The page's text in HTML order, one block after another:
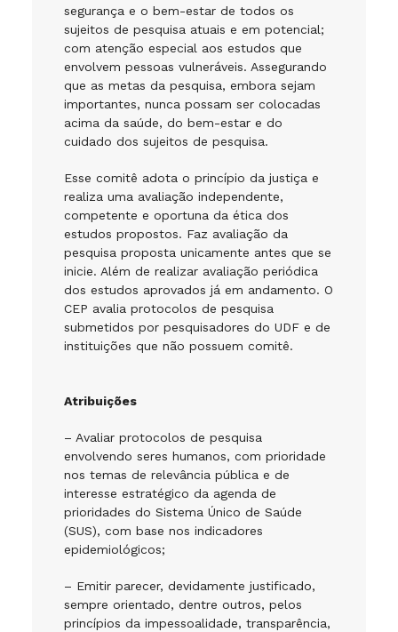
segurança e o bem-estar de todos os
sujeitos de pesquisa atuais e em potencial;
com atenção especial aos estudos que
envolvem pessoas vulneráveis. Assegurando
que as metas da pesquisa, embora sejam
importantes, nunca possam ser colocadas
acima da saúde, do bem-estar e do
cuidado dos sujeitos de pesquisa.
Esse comitê adota o princípio da justiça e
realiza uma avaliação independente,
competente e oportuna da ética dos
estudos propostos. Faz avaliação da
pesquisa proposta unicamente antes que se
inicie. Além de realizar avaliação periódica
dos estudos aprovados já em andamento. O
CEP avalia protocolos de pesquisa
submetidos por pesquisadores do UDF e de
instituições que não possuem comitê.
Atribuições
– Avaliar protocolos de pesquisa
envolvendo seres humanos, com prioridade
nos temas de relevância pública e de
interesse estratégico da agenda de
prioridades do Sistema Único de Saúde
(SUS), com base nos indicadores
epidemiológicos;
– Emitir parecer, devidamente justificado,
sempre orientado, dentre outros, pelos
princípios da impessoalidade, transparência,